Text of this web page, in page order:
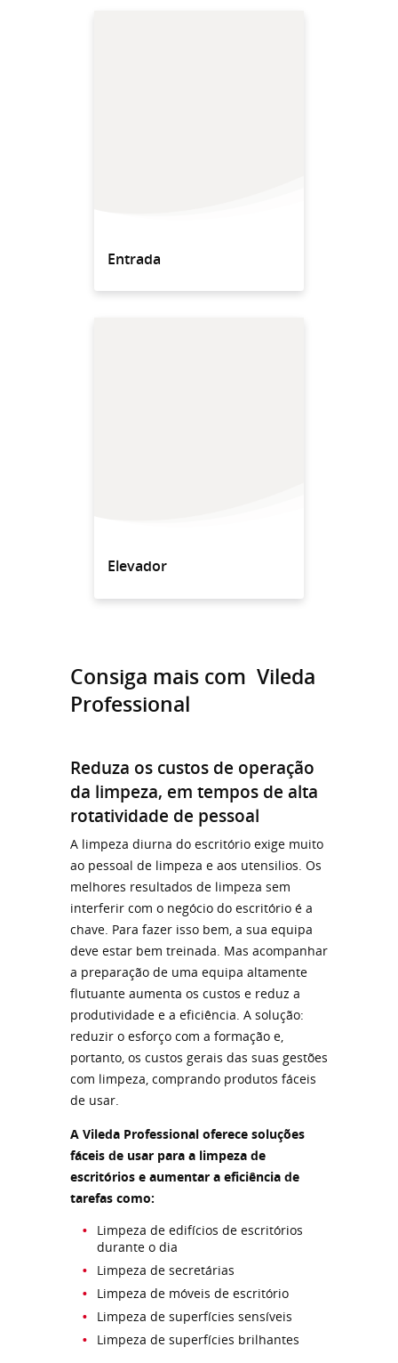
Entrada
Elevador
Consiga mais com Vileda
Professional
Reduza os custos de operação
da limpeza, em tempos de alta
rotatividade de pessoal
A limpeza diurna do escritório exige muito
ao pessoal de limpeza e aos utensilios. Os
melhores resultados de limpeza sem
interferir com o negócio do escritório é a
chave. Para fazer isso bem, a sua equipa
deve estar bem treinada. Mas acompanhar
a preparação de uma equipa altamente
flutuante aumenta os custos e reduz a
produtividade e a eficiência. A solução:
reduzir o esforço com a formação e,
portanto, os custos gerais das suas gestões
com limpeza, comprando produtos fáceis
de usar.
A Vileda Professional oferece soluções
fáceis de usar para a limpeza de
escritórios e aumentar a eficiência de
tarefas como:
Limpeza de edifícios de escritórios
durante o dia
Limpeza de secretárias
Limpeza de móveis de escritório
Limpeza de superfícies sensíveis
Limpeza de superfícies brilhantes